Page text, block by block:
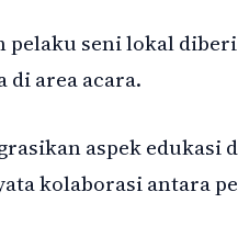
pelaku seni lokal
area acara.
aspek edukasi
kolaborasi antara